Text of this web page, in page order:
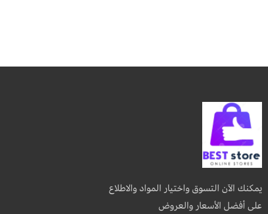
يمكنك الآن التسوق واختيار المواد والاطلاع
على أفضل الأسعار والعروض